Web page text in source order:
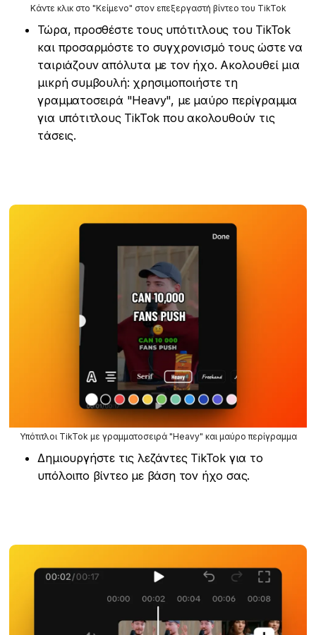
Κάντε κλικ στο "Κείμενο" στον επεξεργαστή βίντεο του TikTok
Τώρα, προσθέστε τους υπότιτλους του TikTok
και προσαρμόστε το συγχρονισμό τους ώστε να
ταιριάζουν απόλυτα με τον ήχο. Ακολουθεί μια
μικρή συμβουλή: χρησιμοποιήστε τη
γραμματοσειρά "Heavy", με μαύρο περίγραμμα
για υπότιτλους TikTok που ακολουθούν τις
τάσεις.
Υπότιτλοι TikTok με γραμματοσειρά "Heavy" και μαύρο περίγραμμα
Δημιουργήστε τις λεζάντες TikTok για το
υπόλοιπο βίντεο με βάση τον ήχο σας.